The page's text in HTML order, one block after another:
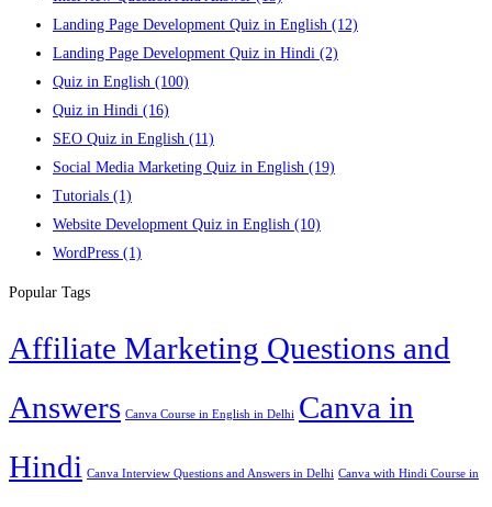
Landing Page Development Quiz in English (12)
Landing Page Development Quiz in Hindi (2)
Quiz in English (100)
Quiz in Hindi (16)
SEO Quiz in English (11)
Social Media Marketing Quiz in English (19)
Tutorials (1)
Website Development Quiz in English (10)
WordPress (1)
Popular Tags
Affiliate Marketing Questions and
Answers Canva Course in English in Delhi Canva in
Hindi Canva Interview Questions and Answers in Delhi Canva with Hindi Course in